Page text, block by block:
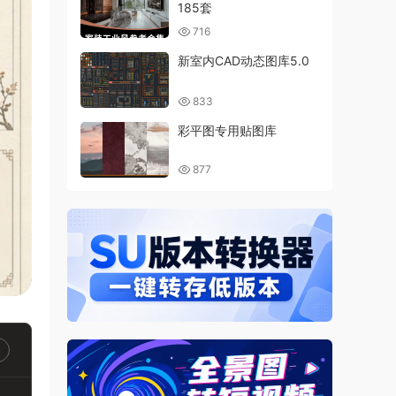
185套
716
新室内CAD动态图库5.0
833
彩平图专用贴图库
877